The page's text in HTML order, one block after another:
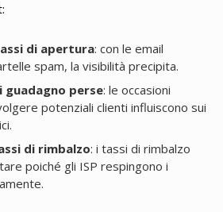
di apertura: con le email
spam, la visibilità precipita.
perse: le occasioni
potenziali clienti influiscono sui
di rimbalzo: i tassi di rimbalzo
poiché gli ISP respingono i